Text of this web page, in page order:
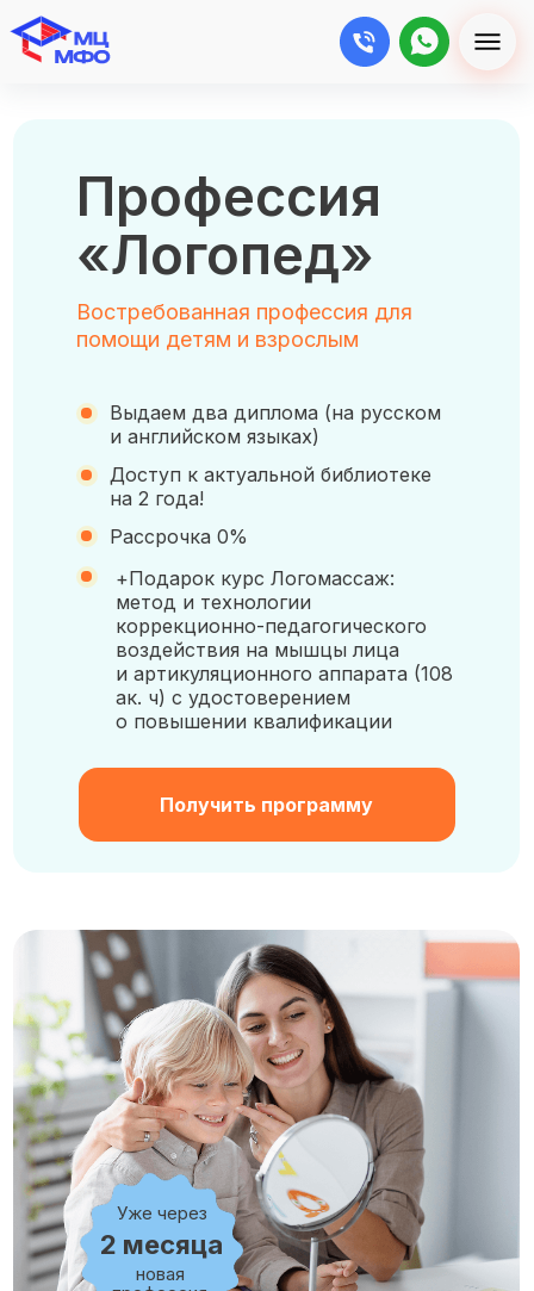
Профессия
«Логопед»
Востребованная профессия для
помощи детям и взрослым
Получить программу
Выдаем два диплома (на русском
и английском языках)
Рассрочка 0%
+Подарок курс Логомассаж:
метод и технологии
коррекционно-педагогического
воздействия на мышцы лица
и артикуляционного аппарата (108
ак. ч) с удостоверением
о повышении квалификации
Доступ к актуальной библиотеке
на 2 года!
2 месяца
Уже через
новая